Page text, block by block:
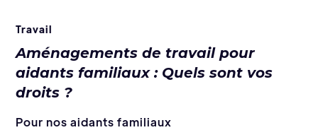
Travail
Aménagements de travail pour
aidants familiaux : Quels sont vos
droits ?
Pour nos aidants familiaux